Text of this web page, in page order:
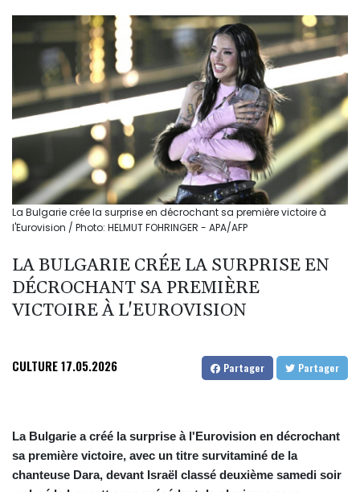
La Bulgarie crée la surprise en décrochant sa première victoire à
l'Eurovision / Photo: HELMUT FOHRINGER - APA/AFP
LA BULGARIE CRÉE LA SURPRISE EN
DÉCROCHANT SA PREMIÈRE
VICTOIRE À L'EUROVISION
CULTURE17.05.2026 Partager Partager
La Bulgarie a créé la surprise à l'Eurovision en décrochant
sa première victoire, avec un titre survitaminé de la
chanteuse Dara, devant Israël classé deuxième samedi soir